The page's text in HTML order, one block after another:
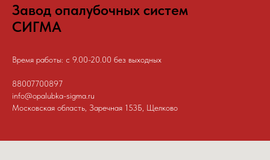
Завод опалубочных систем
СИГМА
Время работы: с 9.00-20.00 без выходных
88007700897
info@opalubka-sigma.ru
Московская область, Заречная 153Б, Щелково